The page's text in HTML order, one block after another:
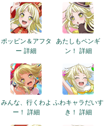
ポッピン＆アフタ
ー 詳細
あたしもペンギ
ン！ 詳細
みんな、行くわよ
ー！ 詳細
ふわキャラだいす
き！ 詳細